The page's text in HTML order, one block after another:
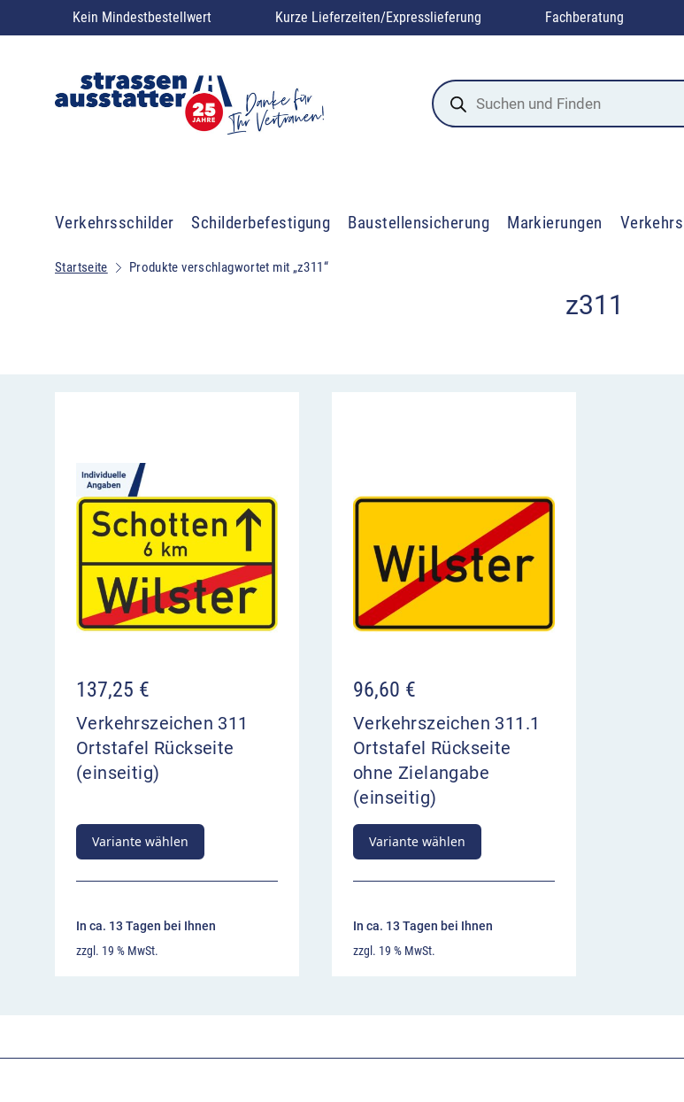
Kein Mindestbestellwert Kurze Lieferzeiten/Expresslieferung Fachberatung
Products
search
Verkehrsschilder Schilderbefestigung Baustellensicherung Markierungen
Startseite Produkte verschlagwortet mit „z311“
z311
137,25 €
Verkehrszeichen 311
Ortstafel Rückseite
(einseitig)
Variante wählen
In ca. 13 Tagen bei Ihnen
zzgl. 19 % MwSt.
96,60 €
Verkehrszeichen 311.1
Ortstafel Rückseite
ohne Zielangabe
(einseitig)
Variante wählen
In ca. 13 Tagen bei Ihnen
zzgl. 19 % MwSt.